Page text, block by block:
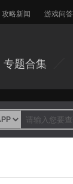
攻略新闻 游戏问答
专题合集